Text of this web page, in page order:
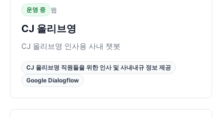
운영 중 웹
CJ 올리브영
CJ 올리브영 인사용 사내 챗봇
CJ 올리브영 직원들을 위한 인사 및 사내내규 정보 제공
Google Dialogflow